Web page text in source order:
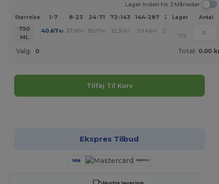
Lager Inden for 3 Måneder
Størrelse 1-7 8-23 24-71 72-143 144-287 288 + Mere
Lager Antal
750
ML
40.67kr 37.90 kr 35.07 kr 32.30 kr 29.46 kr 28.08
129
Valg: 0 Total: 0.00
Tilføj Til Kurv
Ekspres Tilbud